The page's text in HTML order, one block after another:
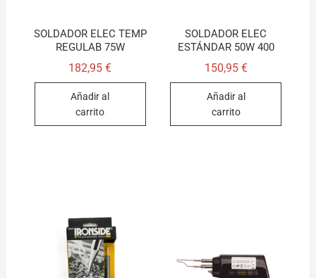
SOLDADOR ELEC TEMP
REGULAB 75W
182,95€
Añadir al
carrito
SOLDADOR ELEC
ESTÁNDAR 50W 400
150,95 €
Añadir al
carrito